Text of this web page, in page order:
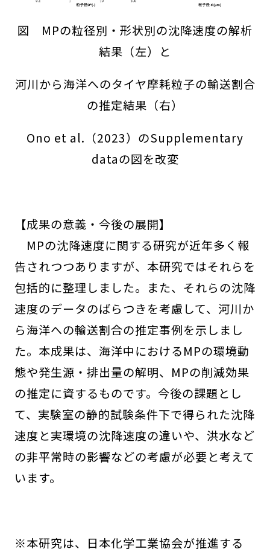
図 MPの粒径別・形状別の沈降速度の解析
結果（左）と
河川から海洋へのタイヤ摩耗粒子の輸送割合
の推定結果（右）
Ono et al.（2023）のSupplementary
dataの図を改変
【成果の意義・今後の展開】
MPの沈降速度に関する研究が近年多く報
告されつつありますが、本研究ではそれらを
包括的に整理しました。また、それらの沈降
速度のデータのばらつきを考慮して、河川か
ら海洋への輸送割合の推定事例を示しまし
た。本成果は、海洋中におけるMPの環境動
態や発生源・排出量の解明、MPの削減効果
の推定に資するものです。今後の課題とし
て、実験室の静的試験条件下で得られた沈降
速度と実環境の沈降速度の違いや、洪水など
の非平常時の影響などの考慮が必要と考えて
います。
※本研究は、日本化学工業協会が推進する